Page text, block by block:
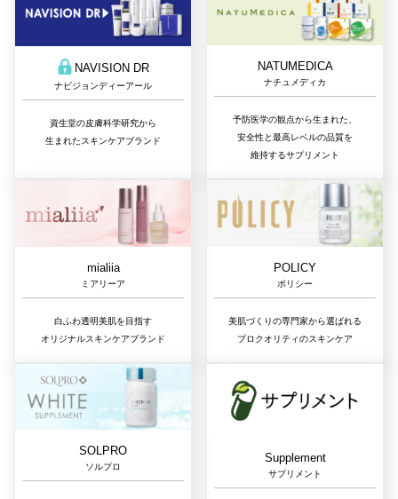
NAVISION DR
ナビジョンディーアール
資生堂の皮膚科学研究から
生まれたスキンケアブランド
NATUMEDICA
ナチュメディカ
予防医学の観点から生まれた、
安全性と最高レベルの品質を
維持するサプリメント
mialiia
ミアリーア
白ふわ透明美肌を目指す
オリジナルスキンケアブランド
POLICY
ポリシー
美肌づくりの専門家から選ばれる
プロクオリティのスキンケア
SOLPRO
ソルプロ
Supplement
サプリメント